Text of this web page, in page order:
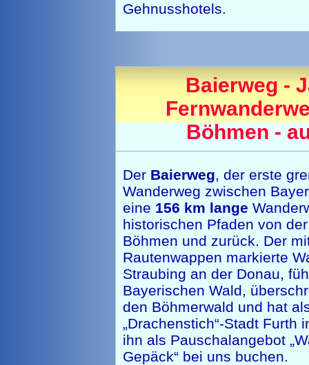
Gehnusshotels.
Baierweg -
Böhmen -
Der Baierweg, der erste
Wanderweg zwischen
eine 156 km lange
historischen Pfaden von
Böhmen und zurück. Der
Rautenwappen markierte
Straubing an der Donau,
Bayerischen Wald,
den Böhmerwald und hat
„Drachenstich“-Stadt Furth
ihn als Pauschalangebot
Gepäck“ bei uns buchen.